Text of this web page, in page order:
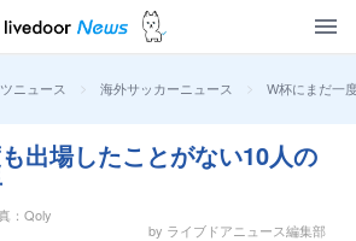
ニュース > 海外サッカーニュース > W杯にまだ一
出場したことがない10人の
：Qoly
by ライブドアニュース編集部